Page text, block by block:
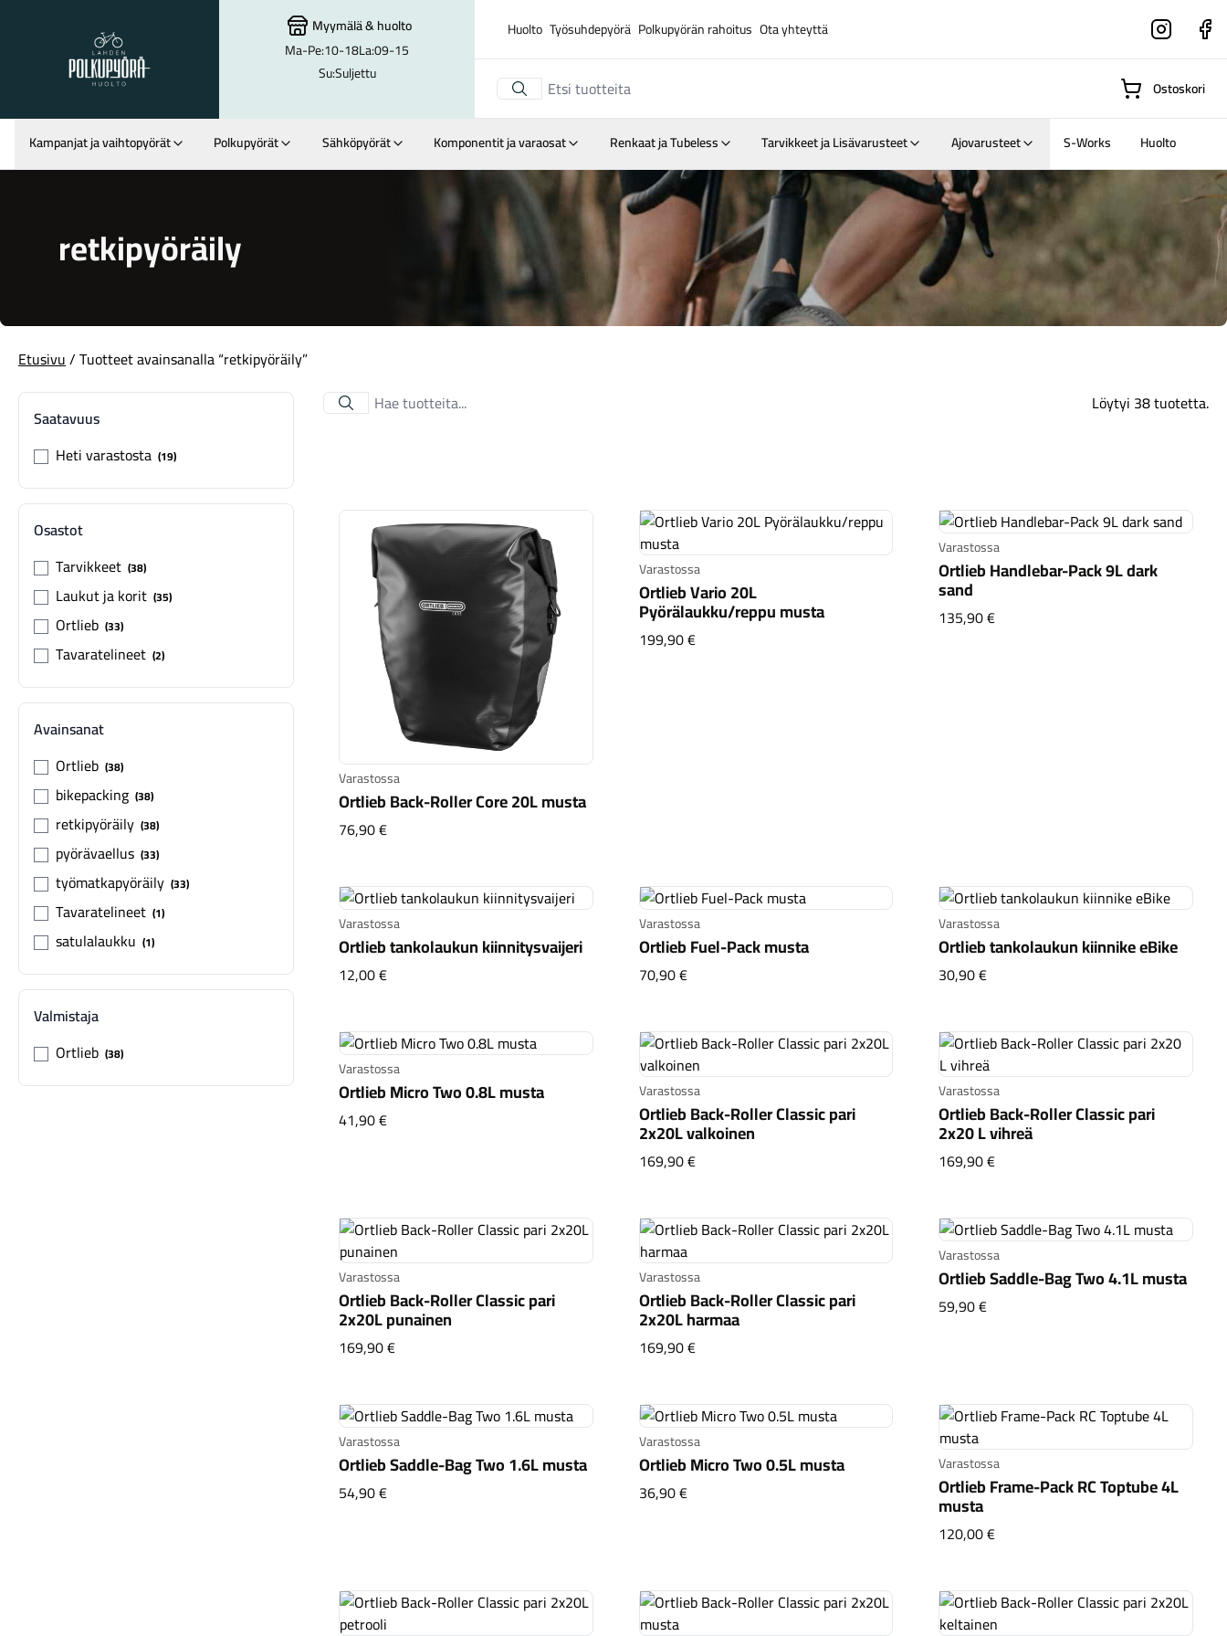
Lahden Polkupyörähuolto - etusivulle
Myymälä&huolto
Ma-Pe:10-18La:09-15
Su:Suljettu
Huolto Työsuhdepyörä Polkupyörän rahoitus Ota yhteyttä Instagram
Hakutulokset Suositut osastot
Gravel-
pyörät
KaupunkisähköpyörätTarvikkeet
Ostoskori
Kampanjat ja vaihtopyörät Polkupyörät Sähköpyörät Komponentit ja varaosat Renkaat ja Tubeless Tarvikkeet ja Lisävarusteet Ajovarusteet S-Works Huolto
retkipyöräily
Etusivu/ Tuotteet avainsanalla “retkipyöräily”
Saatavuus
Heti varastosta 19
Osastot
Tarvikkeet 38
Laukut ja korit 35
Ortlieb 33
Tavaratelineet 2
Avainsanat
Ortlieb 38
bikepacking 38
retkipyöräily 38
pyörävaellus 33
työmatkapyöräily 33
Tavaratelineet 1
satulalaukku 1
Valmistaja
Ortlieb 38
Löytyi 38 tuotetta.
Varastossa
Ortlieb Back-Roller Core 20L musta
76,90 €Ortlieb Back-Roller Core 20L musta
Varastossa
Ortlieb Vario 20L
Pyörälaukku/reppu musta
199,90 €Ortlieb Vario 20L Pyörälaukku/reppu musta
Varastossa
Ortlieb Handlebar-Pack 9L dark
sand
135,90 €Ortlieb Handlebar-Pack 9L dark sand
Varastossa
Ortlieb tankolaukun kiinnitysvaijeri
12,00 €Ortlieb tankolaukun kiinnitysvaijeri
Varastossa
Ortlieb Fuel-Pack musta
70,90 €Ortlieb Fuel-Pack musta
Varastossa
Ortlieb tankolaukun kiinnike eBike
30,90 €Ortlieb tankolaukun kiinnike eBike
Varastossa
Ortlieb Micro Two 0.8L musta
41,90 €Ortlieb Micro Two 0.8L musta
Varastossa
Ortlieb Back-Roller Classic pari
2x20L valkoinen
169,90 €Ortlieb Back-Roller Classic pari 2x20L valkoinen
Varastossa
Ortlieb Back-Roller Classic pari
2x20 L vihreä
169,90 €Ortlieb Back-Roller Classic pari
Varastossa
Ortlieb Back-Roller Classic pari
2x20L punainen
169,90 €Ortlieb Back-Roller Classic pari 2x20L punainen
Varastossa
Ortlieb Back-Roller Classic pari
2x20L harmaa
169,90 €Ortlieb Back-Roller Classic pari 2x20L harmaa
Varastossa
Ortlieb Saddle-Bag Two 4.1L musta
59,90 €Ortlieb Saddle-Bag Two 4.1L musta
Varastossa
Ortlieb Saddle-Bag Two 1.6L musta
54,90 €Ortlieb Saddle-Bag Two 1.6L musta
Varastossa
Ortlieb Micro Two 0.5L musta
36,90 €Ortlieb Micro Two 0.5L musta
Varastossa
Ortlieb Frame-Pack RC Toptube 4L
musta
120,00 €Ortlieb Frame-Pack RC Toptube 4L